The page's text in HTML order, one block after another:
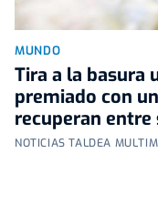
MUNDO
Tira a la basura
premiado con
recuperan entre
NOTICIAS TALDEA